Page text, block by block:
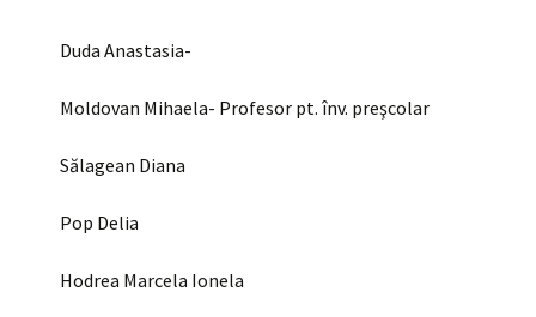
Duda Anastasia-
Moldovan Mihaela- Profesor pt. înv. preşcolar
Sălagean Diana
Pop Delia
Hodrea Marcela Ionela